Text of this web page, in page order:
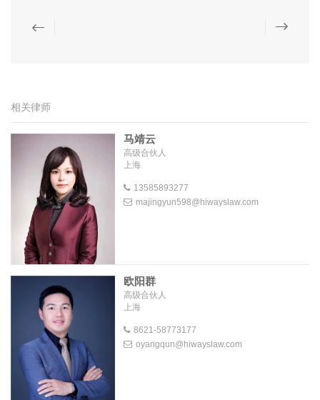
相关律师
马靖云
高级合伙人
上海
13585893277
majingyun598@hiwayslaw.com
欧阳群
高级合伙人
上海
8621-58773177
oyangqun@hiwayslaw.com